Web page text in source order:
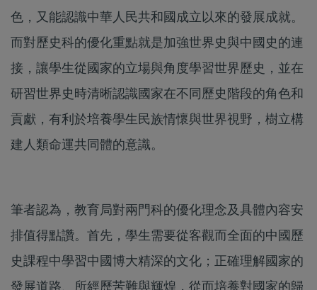
色，又能認識中華人民共和國成立以來的發展成就。
而對歷史科的優化重點就是加強世界史與中國史的連
接，讓學生從國家的立場與角度學習世界歷史，並在
研習世界史時清晰認識國家在不同歷史階段的角色和
貢獻，有利於培養學生民族情懷與世界視野，樹立構
建人類命運共同體的意識。
筆者認為，教育局對兩門科的優化理念及具體內容安
排值得點讚。首先，學生需要從客觀而全面的中國歷
史課程中學習中國博大精深的文化；正確理解國家的
發展道路、所經歷苦難與輝煌，從而培養對國家的歸